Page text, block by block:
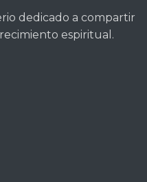
dedicado a compartir
espiritual.